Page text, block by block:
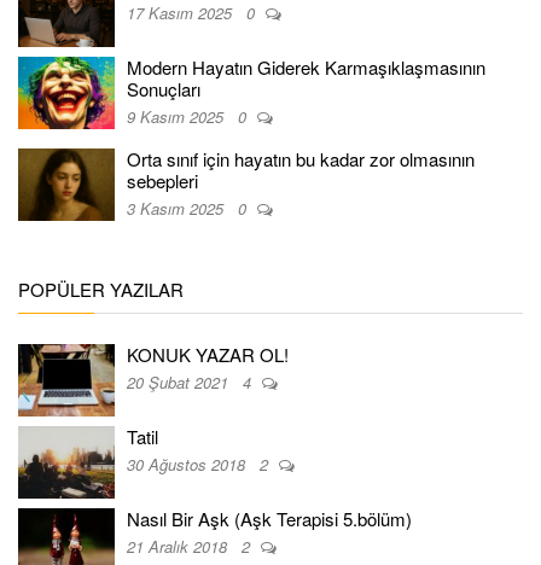
17 Kasım 2025 0
Modern Hayatın Giderek Karmaşıklaşmasının
Sonuçları
9 Kasım 2025 0
Orta sınıf için hayatın bu kadar zor olmasının
sebepleri
3 Kasım 2025 0
POPÜLER YAZILAR
KONUK YAZAR OL!
20 Şubat 2021 4
Tatil
30 Ağustos 2018 2
Nasıl Bir Aşk (Aşk Terapisi 5.bölüm)
21 Aralık 2018 2